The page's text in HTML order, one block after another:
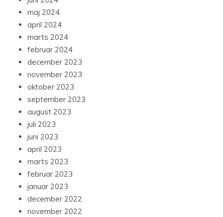
maj 2024
april 2024
marts 2024
februar 2024
december 2023
november 2023
oktober 2023
september 2023
august 2023
juli 2023
juni 2023
april 2023
marts 2023
februar 2023
januar 2023
december 2022
november 2022